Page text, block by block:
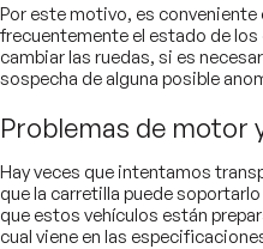
Por este motivo, es conveniente
frecuentemente el estado de
cambiar las ruedas, si es
sospecha de alguna posible
Problemas de motor
Hay veces que intentamos
que la carretilla puede
que estos vehículos están
cual viene en las